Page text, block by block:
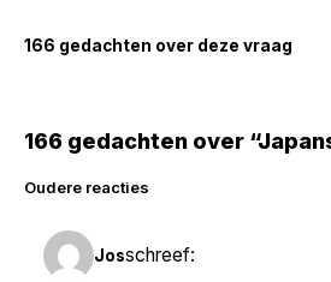
166 gedachten over deze vraag
166 gedachten over
Reacties
navigatie
Oudere reacties
Josschreef: